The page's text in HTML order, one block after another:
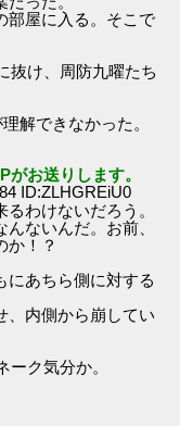
部屋に入る。そこで
抜け、周防九曜たち
解できなかった。
がお送りします。
ID:ZLHGREiU0
わけないだろう。
ないんだ。お前、
か！？
にあちら側に対する
、内側から崩してい
ク気分か。